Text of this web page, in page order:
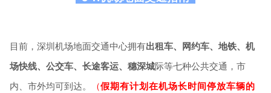
目前，深圳机场地面交通中心拥有出租车、网约车、地铁、机
场快线、公交车、长途客运、穗深城际等七种公共交通，市
内、市外均可到达。
（假期有计划在机场长时间停放车辆的